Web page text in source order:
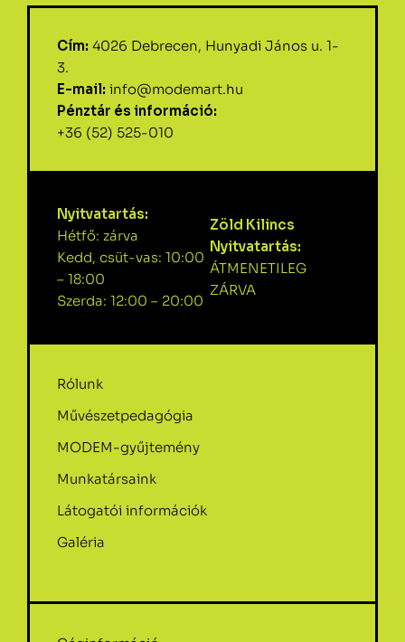
Cím: 4026 Debrecen, Hunyadi János u. 1-
3.
E-mail: info@modemart.hu
Pénztár és információ:
+36 (52) 525-010
Nyitvatartás:
Hétfő: zárva
Kedd, csüt-vas: 10:00
– 18:00
Szerda: 12:00 – 20:00
Zöld Kilincs
Nyitvatartás:
ÁTMENETILEG
ZÁRVA
Rólunk
Művészetpedagógia
MODEM-gyűjtemény
Munkatársaink
Látogatói információk
Galéria